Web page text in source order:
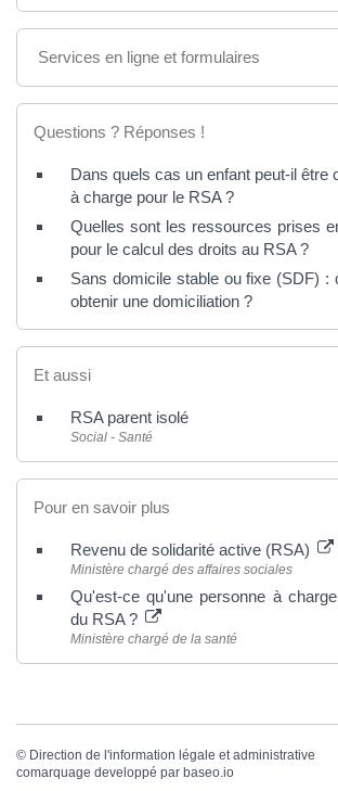
Services en ligne et formulaires
Questions ? Réponses !
Dans quels cas un enfant peut-il être
à charge pour le RSA ?
Quelles sont les ressources prises
pour le calcul des droits au RSA ?
Sans domicile stable ou fixe (SDF) :
obtenir une domiciliation ?
Et aussi
RSA parent isolé
Social - Santé
Pour en savoir plus
Revenu de solidarité active (RSA)
Ministère chargé des affaires sociales
Qu'est-ce qu'une personne à
du RSA ?
Ministère chargé de la santé
© Direction de l'information légale et administrative
comarquage developpé par baseo.io